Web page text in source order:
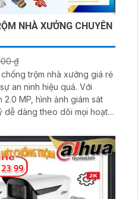
NHÀ XƯỞNG CHUYÊN
₫
trộm nhà xưởng giá rẻ
ninh hiệu quả. Với
MP, hình ảnh giám sát
dễ dàng theo dõi mọi hoạt
tận tâm, nhiệt tình, giúp
lượng và tính năng của